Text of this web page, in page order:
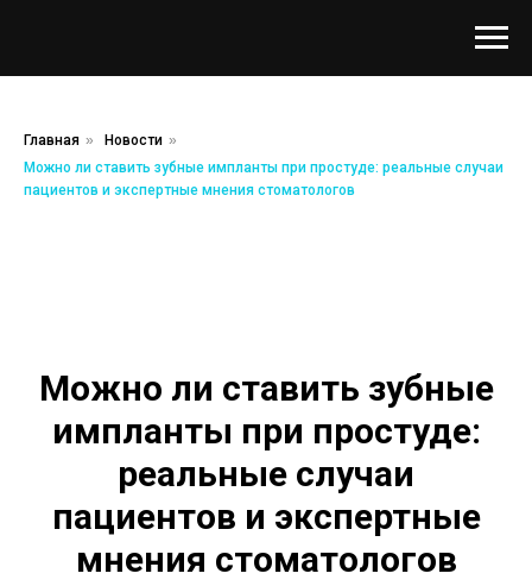
Главная » Новости »
Можно ли ставить зубные импланты при простуде: реальные случаи
пациентов и экспертные мнения стоматологов
Можно ли ставить зубные
импланты при простуде:
реальные случаи
пациентов и экспертные
мнения стоматологов